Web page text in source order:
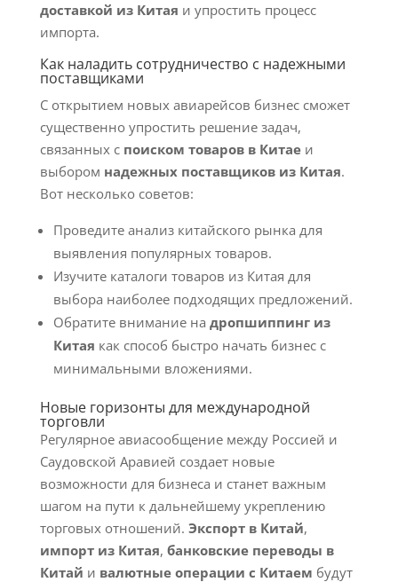
доставкой из Китая и упростить процесс
импорта.
Как наладить сотрудничество с надежными
поставщиками
С открытием новых авиарейсов бизнес сможет
существенно упростить решение задач,
связанных с поиском товаров в Китаеи
выбором надежных поставщиков из Китая.
Вот несколько советов:
Проведите анализ китайского рынка для
выявления популярных товаров.
Изучите каталоги товаров из Китая для
выбора наиболее подходящих предложений.
Обратите внимание на дропшиппинг из
Китая как способ быстро начать бизнес с
минимальными вложениями.
Новые горизонты для международной
торговли
Регулярное авиасообщение между Россией и
Саудовской Аравией создает новые
возможности для бизнеса и станет важным
шагом на пути к дальнейшему укреплению
торговых отношений. Экспорт в Китай,
импорт из Китая, банковские переводы в
Китай и валютные операции с Китаем будут